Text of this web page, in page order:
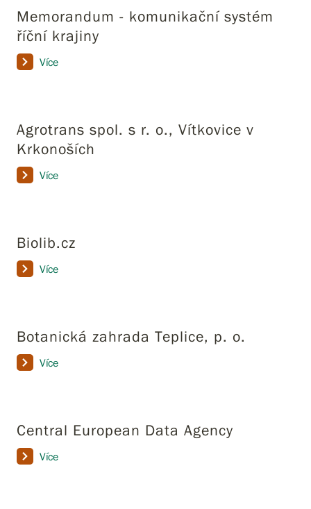
Memorandum - komunikační systém
říční krajiny
Více
Agrotrans spol. s r. o., Vítkovice v
Krkonoších
Více
Biolib.cz
Více
Botanická zahrada Teplice, p. o.
Více
Central European Data Agency
Více